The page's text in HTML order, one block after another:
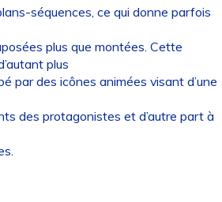
séquences, ce qui donne parfois
plus que montées. Cette
plus
par des icônes animées visant d’une
des protagonistes et d’autre part à